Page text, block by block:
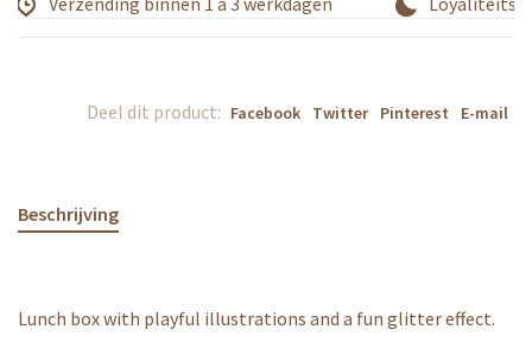
Deel dit product: Facebook Twitter Pinterest E-mail
Beschrijving
Lunch box with playful illustrations and a fun glitter effect.